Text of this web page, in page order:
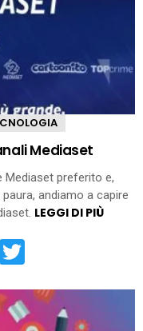
Mediaset
Mediaset preferito e,
andiamo a capire
LEGGI DI PIÙ
WhatsApp